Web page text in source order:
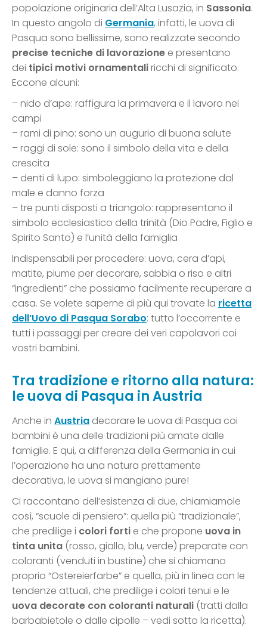
popolazione originaria dell’Alta Lusazia, in Sassonia.
In questo angolo di Germania, infatti, le uova di
Pasqua sono bellissime, sono realizzate secondo
precise tecniche di lavorazione e presentano
dei tipici motivi ornamentaliricchi di significato.
Eccone alcuni:
– nido d’ape: raffigura la primavera e il lavoro nei
campi
– rami di pino: sono un augurio di buona salute
– raggi di sole: sono il simbolo della vita e della
crescita
– denti di lupo: simboleggiano la protezione dal
male e danno forza
– tre punti disposti a triangolo: rappresentano il
simbolo ecclesiastico della trinità (Dio Padre, Figlio e
Spirito Santo) e l’unità della famiglia
Indispensabili per procedere: uova, cera d’api,
matite, piume per decorare, sabbia o riso e altri
“ingredienti” che possiamo facilmente recuperare a
casa. Se volete saperne di più qui trovate la ricetta
dell’Uovo di Pasqua Sorabo: tutto l’occorrente e
tutti i passaggi per creare dei veri capolavori coi
vostri bambini.
Tra tradizione e ritorno alla natura:
le uova di Pasqua in Austria
Anche in Austria decorare le uova di Pasqua coi
bambini è una delle tradizioni più amate dalle
famiglie. E qui, a differenza della Germania in cui
l’operazione ha una natura prettamente
decorativa, le uova si mangiano pure!
Ci raccontano dell’esistenza di due, chiamiamole
così, “scuole di pensiero”: quella più “tradizionale”,
che predilige i colori forti e che propone uova in
tinta unita (rosso, giallo, blu, verde) preparate con
coloranti (venduti in bustine) che si chiamano
proprio “Ostereierfarbe” e quella, più in linea con le
tendenze attuali, che predilige i colori tenui e le
uova decorate con coloranti naturali (tratti dalla
barbabietole o dalle cipolle – vedi sotto la ricetta).